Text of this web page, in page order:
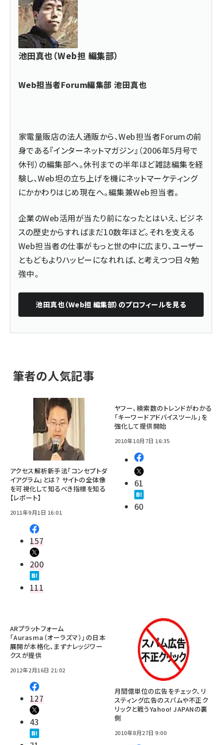
池田真也（Web担 編集部）
Web担当者Forum編集部 池田真也
家電量販店の法人通販から、Web担当者Forumの前
身である『インターネットマガジン』（2006年5月号で
休刊）の編集部へ。休刊までの半年ほど雑誌編集を経
験し、Web坦の立ち上げを機にネットマーケティング
にかかわりはじめ現在へ。編集兼Web担当者。
企業のWeb活用が当たり前になったとはいえ、ビジネ
スの歴史からすればまだ10数年ほど。それを支える
Web担当者の仕事がもっと世の中に広まり、ユーザー
ともどもよりハッピーになれれば、と考えつつ日々勉
強中。
池田真也（Web担 編集部） のプロフィールを見る
筆者の人気記事
アクセス解析新手法「コンセプトダ
イアグラム」とは？ サイトの全体像
を可視化して知るべき指標を知る
【レポート】
2011年9月1日 16:01
157
200
111
ヤフー、検索数のトレンドがわかる
「キーワードアドバイスツール」を
強化して提供開始
2010年10月7日 16:35
61
60
ARプラットフォーム
「Aurasma（オーラズマ）」の日本
展開が本格化、まずナレッジワー
クスが提供
2012年2月16日 21:02
127
43
月間億単位の広告をチェック、リ
スティング広告のスパムや不正ク
リックと戦うYahoo! JAPANの裏
側
2010年8月27日 9:00